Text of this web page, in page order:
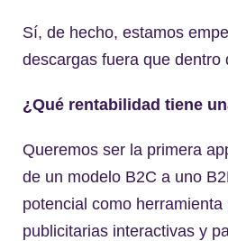
Sí, de hecho, estamos
descargas fuera que dentro
¿Qué rentabilidad tiene
Queremos ser la primera
de un modelo B2C a uno
potencial como
publicitarias interactivas y